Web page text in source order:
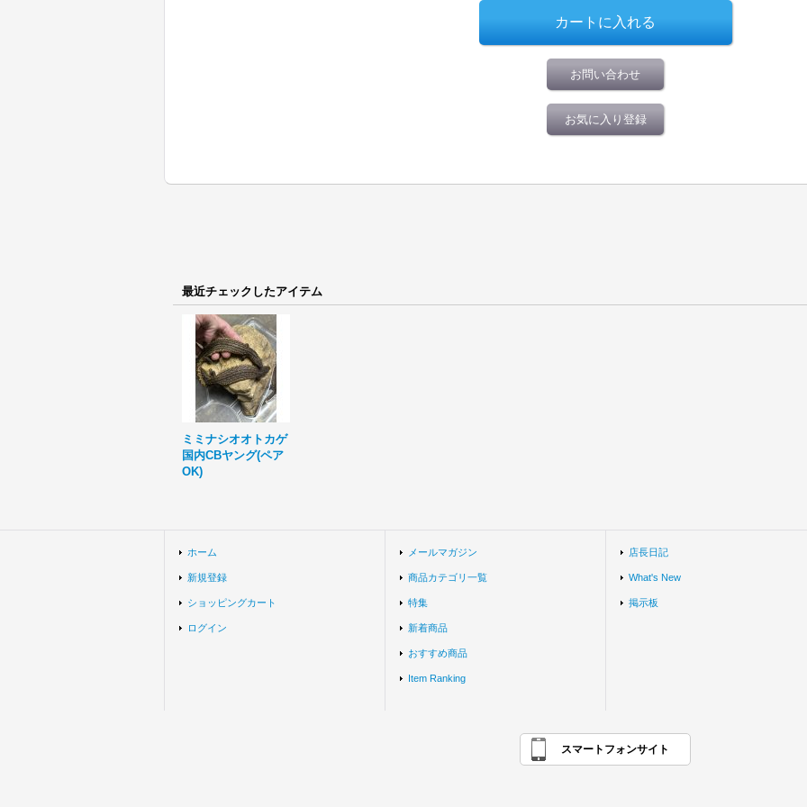
お問い合わせ
お気に入り登録
最近チェックしたアイテム
ミミナシオオトカゲ
国内CBヤング(ペア
OK)
ホーム
新規登録
ショッピングカート
ログイン
メールマガジン
商品カテゴリ一覧
特集
新着商品
おすすめ商品
Item Ranking
店長日記
What's New
掲示板
スマートフォンサイト